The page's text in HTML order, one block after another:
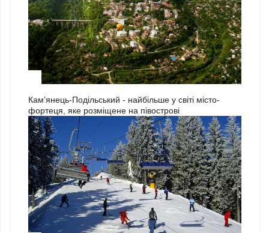
Кам’янець-Подільський - найбільше у світі місто-
фортеця, яке розміщене на півострові